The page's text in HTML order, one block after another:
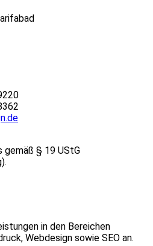
gemäß § 19 UStG
in den Bereichen
Webdesign sowie SEO an.